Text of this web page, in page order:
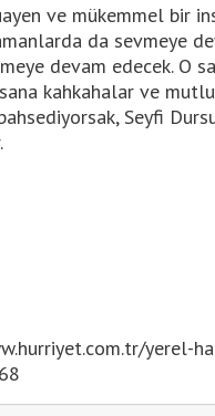
ve mükemmel bir
da sevmeye
devam edecek. O
kahkahalar ve
Seyfi
yerel-